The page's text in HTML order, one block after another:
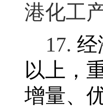
港化工
17. 经
以上 ，
增量、